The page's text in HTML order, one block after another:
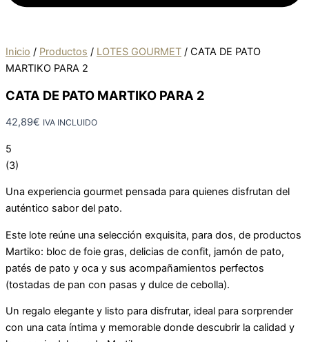
Inicio / Productos / LOTES GOURMET / CATA DE PATO
MARTIKO PARA 2
CATA DE PATO MARTIKO PARA 2
42,89€ IVA INCLUIDO
5
(3)
Una experiencia gourmet pensada para quienes disfrutan del
auténtico sabor del pato.
Este lote reúne una selección exquisita, para dos, de productos
Martiko: bloc de foie gras, delicias de confit, jamón de pato,
patés de pato y oca y sus acompañamientos perfectos
(tostadas de pan con pasas y dulce de cebolla).
Un regalo elegante y listo para disfrutar, ideal para sorprender
con una cata íntima y memorable donde descubrir la calidad y